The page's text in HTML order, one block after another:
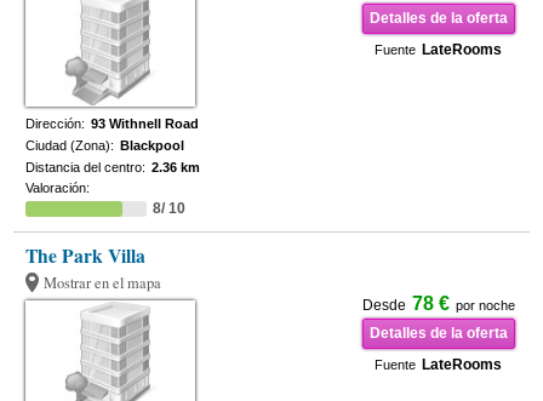
Detalles de la oferta
Fuente LateRooms
Dirección: 93 Withnell Road
Ciudad (Zona): Blackpool
Distancia del centro: 2.36 km
Valoración:
8/ 10
The Park Villa
Mostrar en el mapa
Desde 78 € por noche
Detalles de la oferta
Fuente LateRooms